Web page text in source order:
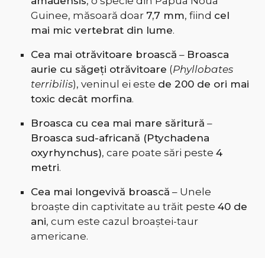
Guinee, măsoară doar 7,7 mm, fiind cel
mai mic vertebrat din lume.
Cea mai otrăvitoare broască – Broasca
aurie cu săgeți otrăvitoare (Phyllobates
terribilis), veninul ei este de 200 de ori mai
toxic decât morfina.
Broasca cu cea mai mare săritură –
Broasca sud-africană (Ptychadena
oxyrhynchus), care poate sări peste 4
metri.
Cea mai longevivă broască – Unele
broaște din captivitate au trăit peste 40 de
ani, cum este cazul broaștei-taur
americane.